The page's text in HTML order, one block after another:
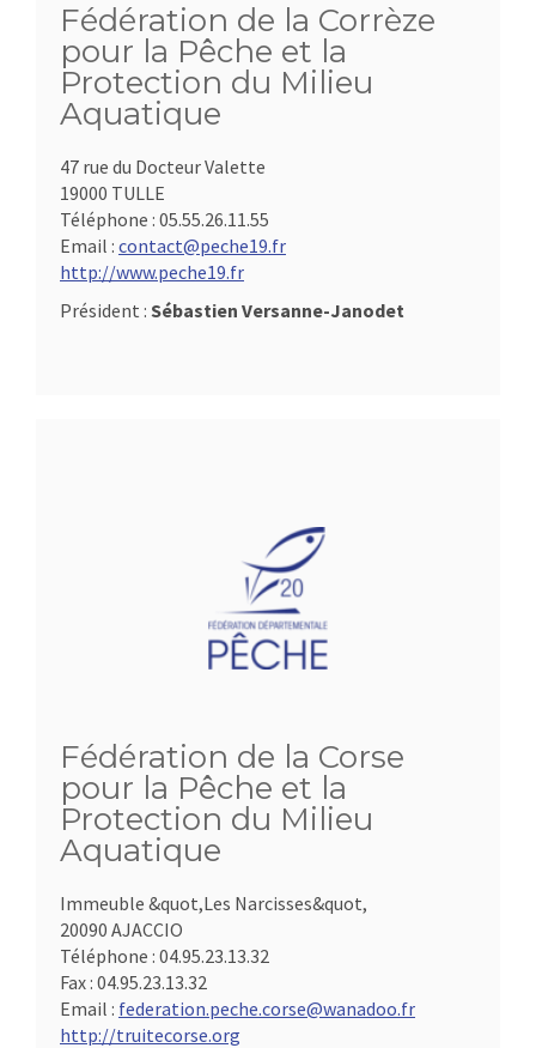
Fédération de la Corrèze
pour la Pêche et la
Protection du Milieu
Aquatique
47 rue du Docteur Valette
19000 TULLE
Téléphone : 05.55.26.11.55
Email : contact@peche19.fr
http://www.peche19.fr
Président : Sébastien Versanne-Janodet
Fédération de la Corse
pour la Pêche et la
Protection du Milieu
Aquatique
Immeuble &quot,Les Narcisses&quot,
20090 AJACCIO
Téléphone : 04.95.23.13.32
Fax : 04.95.23.13.32
Email : federation.peche.corse@wanadoo.fr
http://truitecorse.org